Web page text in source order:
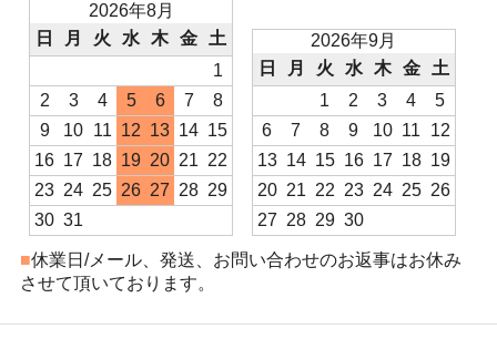
2026年8月
日
月 火 水 木 金
土
1
2
3 4 5 6 7
8
9
10 11 12 13 14 15
16 17 18 19 20 21 22
23 24 25 26 27 28 29
30 31
2026年9月
日
月 火 水 木 金
土
1
2 3 4
5
6
7 8 9 10 11
12
13 14 15 16 17 18 19
20 21 22 23 24 25 26
27 28 29 30
■休業日/メール、発送、お問い合わせのお返事はお休み
させて頂いております。